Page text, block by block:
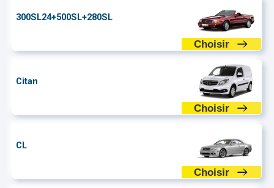
300SL24+500SL+280SL
Choisir
Citan
Choisir
CL
Choisir